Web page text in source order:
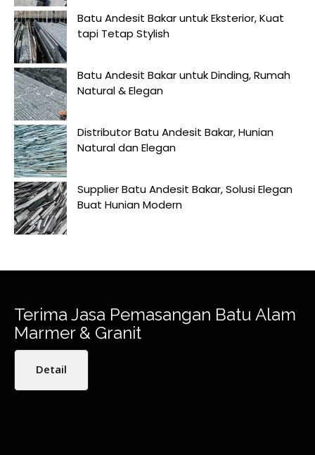
Batu Andesit Bakar untuk Eksterior, Kuat
tapi Tetap Stylish
Batu Andesit Bakar untuk Dinding, Rumah
Natural & Elegan
Distributor Batu Andesit Bakar, Hunian
Natural dan Elegan
Supplier Batu Andesit Bakar, Solusi Elegan
Buat Hunian Modern
Terima Jasa Pemasangan Batu Alam
Marmer & Granit
Detail